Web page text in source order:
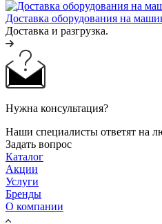
Доставка оборудования на
Доставка и разгрузка.
Нужна консультация?
Наши специалисты ответят на
Задать вопрос
Каталог
Акции
Услуги
Бренды
О компании